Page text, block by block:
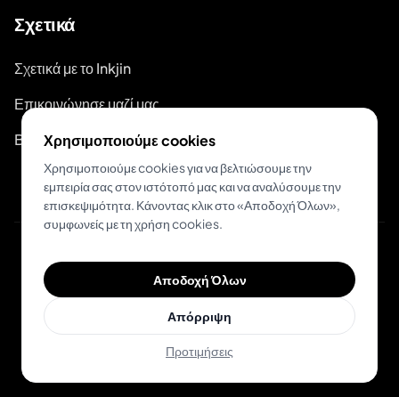
Σχετικά
Σχετικά με το Inkjin
Επικοινώνησε μαζί μας
Branding Kit
© 2026 Inkjin
Πολιτική ΑπορρήτουΌροι Χρήσης
Χρησιμοποιούμε cookies
Χρησιμοποιούμε cookies για να βελτιώσουμε την
εμπειρία σας στον ιστότοπό μας και να αναλύσουμε την
επισκεψιμότητα. Κάνοντας κλικ στο «Αποδοχή Όλων»,
συμφωνείς με τη χρήση cookies.
Αποδοχή Όλων
Απόρριψη
Προτιμήσεις